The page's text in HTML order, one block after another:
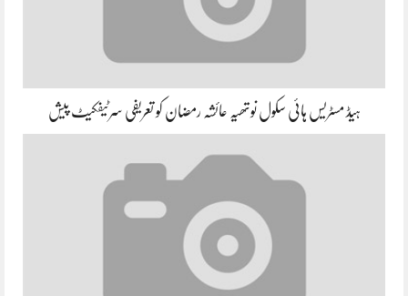
ہیڈ مسٹریس ہائی سکول نوتھیہ عائشہ رمضان کو تعریفی سرٹیفکیٹ پیش